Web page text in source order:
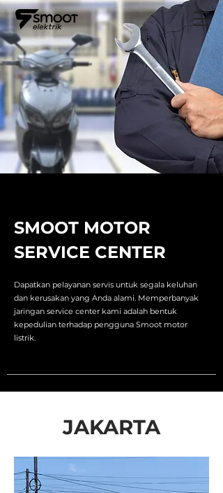
SMOOT MOTOR
SERVICE CENTER
Dapatkan pelayanan servis untuk segala keluhan
dan kerusakan yang Anda alami. Memperbanyak
jaringan service center kami adalah bentuk
kepedulian terhadap pengguna Smoot motor
listrik.
JAKARTA